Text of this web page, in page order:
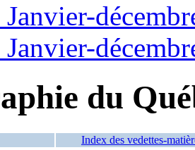
du
Index des vedettes-